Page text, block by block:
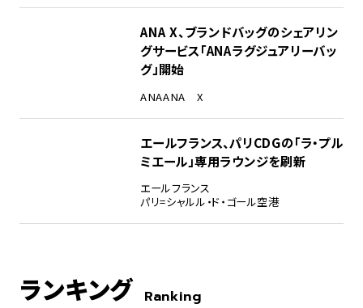
ANA X、ブランドバッグのシェアリン
グサービス「ANAラグジュアリーバッ
グ」開始
ANAANA X
エールフランス、パリCDGの「ラ・プル
ミエール」専用ラウンジを刷新
エールフランス
パリ=シャルル・ド・ゴール空港
ランキング Ranking